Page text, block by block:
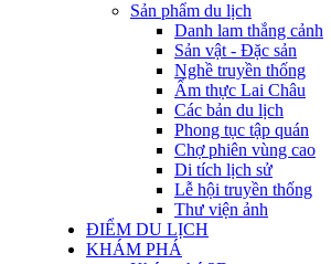
Sản phẩm du lịch
Danh lam thắng cảnh
Sản vật - Đặc sản
Nghề truyền thống
Ẩm thực Lai Châu
Các bản du lịch
Phong tục tập quán
Chợ phiên vùng cao
Di tích lịch sử
Lễ hội truyền thống
Thư viện ảnh
ĐIỂM DU LỊCH
KHÁM PHÁ